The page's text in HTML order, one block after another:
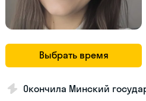
Выбрать время
Окончила Минский